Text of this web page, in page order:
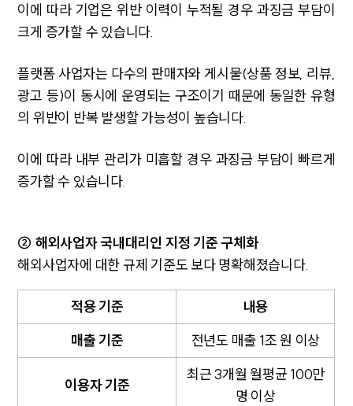
이에 따라 기업은 위반 이력이 누적될 경우 과징금 부담이
크게 증가할 수 있습니다.
플랫폼 사업자는 다수의 판매자와 게시물(상품 정보, 리뷰,
광고 등)이 동시에 운영되는 구조이기 때문에 동일한 유형
의 위반이 반복 발생할 가능성이 높습니다.
이에 따라 내부 관리가 미흡할 경우 과징금 부담이 빠르게
증가할 수 있습니다.
② 해외사업자 국내대리인 지정 기준 구체화
해외사업자에 대한 규제 기준도 보다 명확해졌습니다.
적용 기준
내용
매출 기준
전년도 매출 1조 원 이상
이용자 기준
최근 3개월 월평균 100만
명 이상